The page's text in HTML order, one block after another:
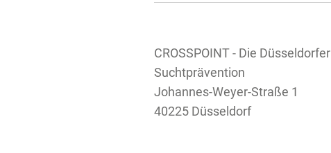
CROSSPOINT - Die Düsseldorfer
Suchtprävention
Johannes-Weyer-Straße 1
40225 Düsseldorf